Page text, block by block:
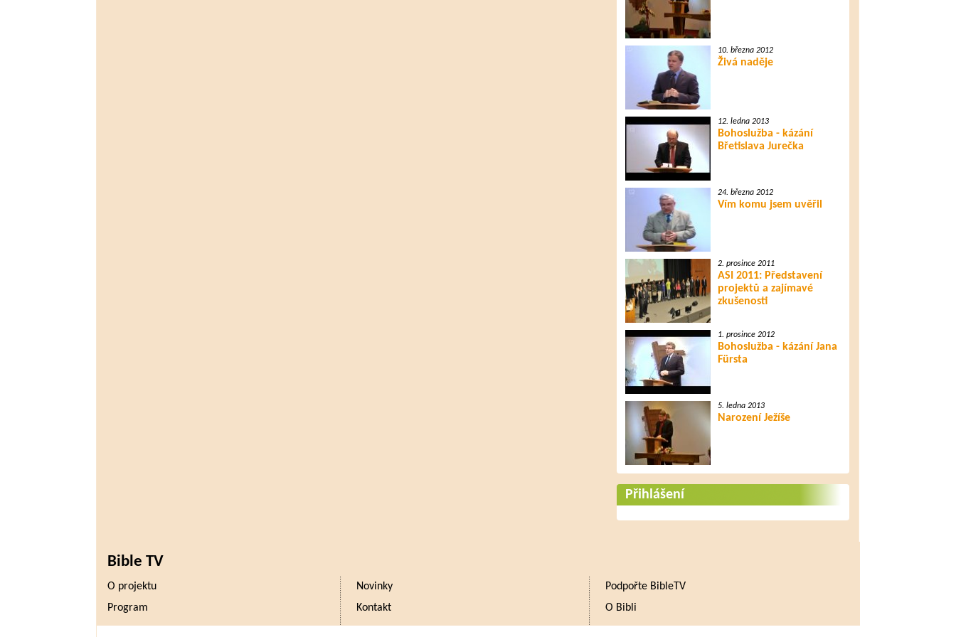
10. března 2012
Živá naděje
12. ledna 2013
Bohoslužba - kázání
Břetislava Jurečka
24. března 2012
Vím komu jsem uvěřil
2. prosince 2011
ASI 2011: Představení
projektů a zajímavé
zkušenosti
1. prosince 2012
Bohoslužba - kázání Jana
Fürsta
5. ledna 2013
Narození Ježíše
Přihlášení
Bible TV
O projektu Novinky
Podpořte BibleTV
Program
Kontakt O Bibli